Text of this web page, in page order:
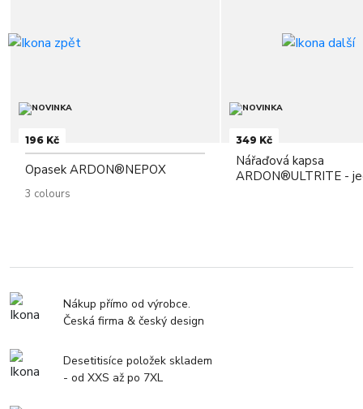
196 Kč
Opasek ARDON®NEPOX
3 colours
349 Kč
Nářaďová kapsa
ARDON®ULTRITE -
Nákup přímo od výrobce.
Česká firma & český design
Desetitisíce položek skladem
- od XXS až po 7XL